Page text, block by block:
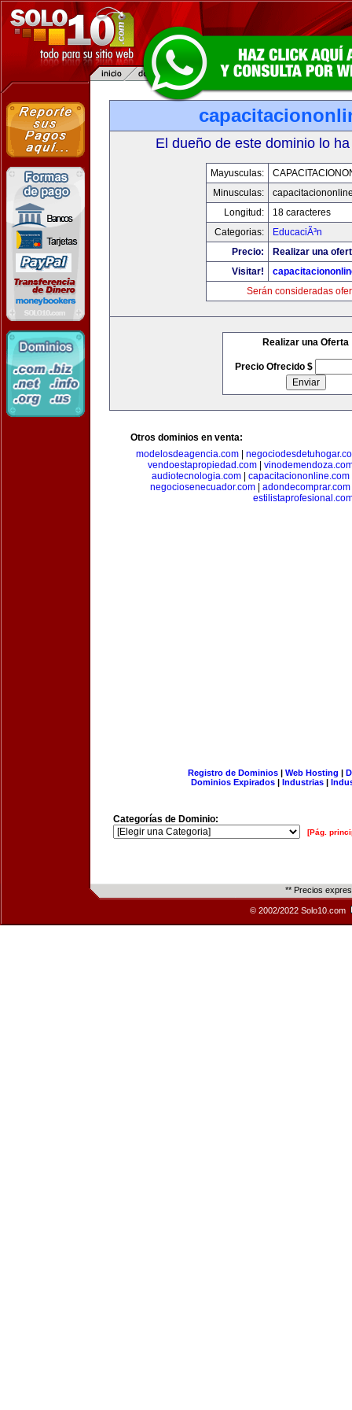
El dueño de este dominio lo
Mayusculas:
Minusculas:
Longitud:
18 caracteres
Categorias:
EducaciÃ³n
Precio:
Realizar una
Visitar!
Serán consideradas
Realizar una Oferta
Precio Ofrecido $
Otros dominios en venta:
modelosdeagencia.com
vendoestapropiedad.com|
audiotecnologia.com
capacitaciononline.com
negociosenecuador.com| adondecomprar.com
Registro de Dominios| Web Hosting |
Dominios Expirados | Industrias |
Categorías de Dominio:
[Pág.
** Precios
© 2002/2022 Solo10.com